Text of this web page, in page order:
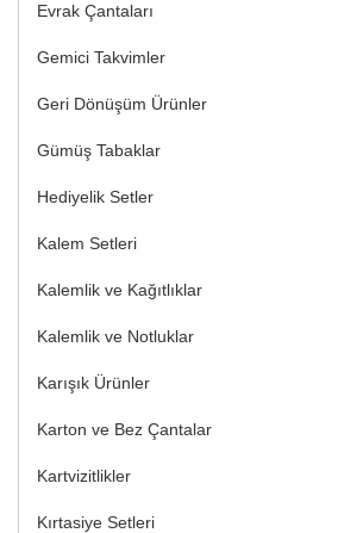
Evrak Çantaları
Gemici Takvimler
Geri Dönüşüm Ürünler
Gümüş Tabaklar
Hediyelik Setler
Kalem Setleri
Kalemlik ve Kağıtlıklar
Kalemlik ve Notluklar
Karışık Ürünler
Karton ve Bez Çantalar
Kartvizitlikler
Kırtasiye Setleri